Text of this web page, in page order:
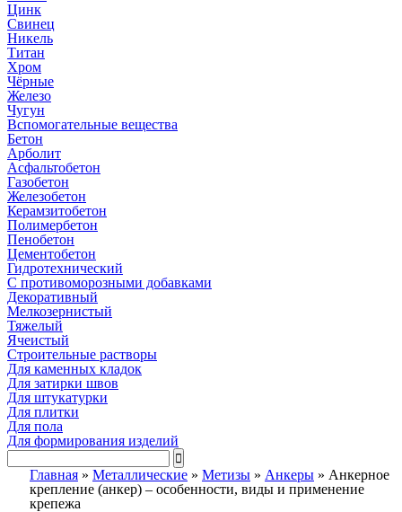
Цинк
Свинец
Никель
Титан
Хром
Чёрные
Железо
Чугун
Вспомогательные вещества
Бетон
Арболит
Асфальтобетон
Газобетон
Железобетон
Керамзитобетон
Полимербетон
Пенобетон
Цементобетон
Гидротехнический
C противоморозными добавками
Декоративный
Мелкозернистый
Тяжелый
Ячеистый
Строительные растворы
Для каменных кладок
Для затирки швов
Для штукатурки
Для плитки
Для пола
Для формирования изделий
Главная » Металлические » Метизы » Анкеры » Анкерное
крепление (анкер) – особенности, виды и применение
крепежа